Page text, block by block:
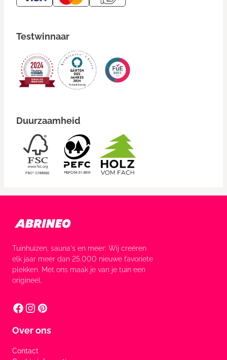
Testwinnaar
Duurzaamheid
Tuinhuizen, sauna's en meer: Wij creëren
elk jaar meer dan 25.000 nieuwe favoriete
plekken. Met ons maak je van je tuin een
origineel.
Over ons
Contact